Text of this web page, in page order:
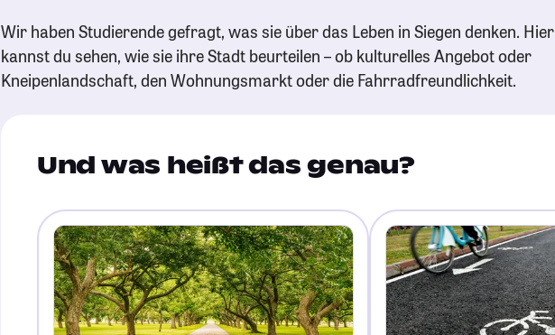
Wir haben Studierende gefragt, was sie über das Leben in Siegen denken. Hier
kannst du sehen, wie sie ihre Stadt beurteilen – ob kulturelles Angebot oder
Kneipenlandschaft, den Wohnungsmarkt oder die Fahrradfreundlichkeit.
Und was heißt das genau?